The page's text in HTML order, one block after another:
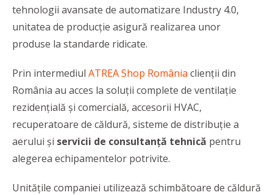
tehnologii avansate de automatizare Industry 4.0,
unitatea de producție asigură realizarea unor
produse la standarde ridicate.
Prin intermediul ATREA Shop România clienții din
România au acces la soluții complete de ventilație
rezidențială și comercială, accesorii HVAC,
recuperatoare de căldură, sisteme de distribuție a
aerului și servicii de consultanță tehnică pentru
alegerea echipamentelor potrivite.
Unitățile companiei utilizează schimbătoare de căldură